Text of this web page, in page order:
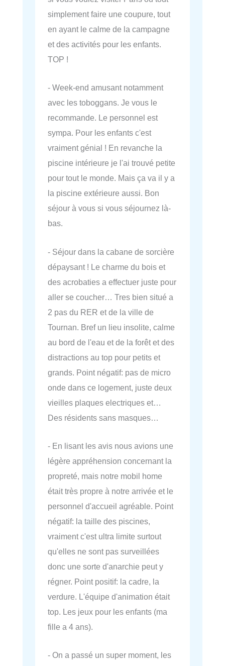
simplement faire une coupure, tout
en ayant le calme de la campagne
et des activités pour les enfants.
TOP !
- Week-end amusant notamment
avec les toboggans. Je vous le
recommande. Le personnel est
sympa. Pour les enfants c'est
vraiment génial ! En revanche la
piscine intérieure je l'ai trouvé petite
pour tout le monde. Mais ça va il y a
la piscine extérieure aussi. Bon
séjour à vous si vous séjournez là-
bas.
- Séjour dans la cabane de sorcière
dépaysant ! Le charme du bois et
des acrobaties a effectuer juste pour
aller se coucher… Tres bien situé a
2 pas du RER et de la ville de
Tournan. Bref un lieu insolite, calme
au bord de l'eau et de la forêt et des
distractions au top pour petits et
grands. Point négatif: pas de micro
onde dans ce logement, juste deux
vieilles plaques electriques et…
Des résidents sans masques…
- En lisant les avis nous avions une
légère appréhension concernant la
propreté, mais notre mobil home
était très propre à notre arrivée et le
personnel d'accueil agréable. Point
négatif: la taille des piscines,
vraiment c'est ultra limite surtout
qu'elles ne sont pas surveillées
donc une sorte d'anarchie peut y
régner. Point positif: la cadre, la
verdure. L'équipe d'animation était
top. Les jeux pour les enfants (ma
fille a 4 ans).
- On a passé un super moment, les